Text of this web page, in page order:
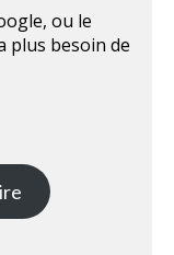
ou le
plus besoin de